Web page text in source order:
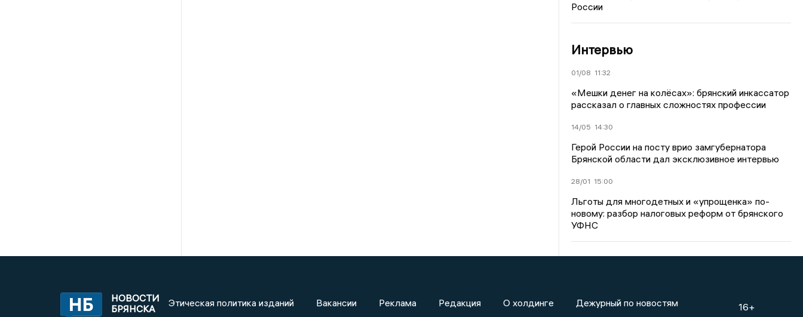
России
Интервью
01/08 11:32
«Мешки денег на колёсах»: брянский инкассатор
рассказал о главных сложностях профессии
14/05 14:30
Герой России на посту врио замгубернатора
Брянской области дал эксклюзивное интервью
28/01 15:00
Льготы для многодетных и «упрощенка» по-
новому: разбор налоговых реформ от брянского
УФНС
НОВОСТИ
БРЯНСКА
Этическая политика изданий Вакансии Реклама Редакция О холдинге Дежурный по новостям 16+